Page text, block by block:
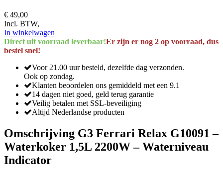
€ 49,00
Incl. BTW,
In winkelwagen
Direct uit voorraad leverbaar!Er zijn er nog 2 op voorraad, dus
bestel snel!
Voor 21.00 uur besteld, dezelfde dag verzonden.
Ook op zondag.
Klanten beoordelen ons gemiddeld met een 9.1
14 dagen niet goed, geld terug garantie
Veilig betalen met SSL-beveiliging
Altijd Nederlandse producten
Omschrijving G3 Ferrari Relax G10091 –
Waterkoker 1,5L 2200W – Waterniveau
Indicator